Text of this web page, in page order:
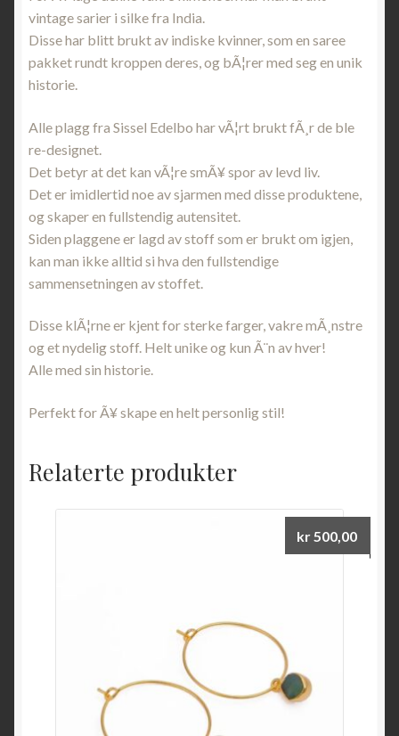
vintage sarier i silke fra India.
Disse har blitt brukt av indiske kvinner, som en saree
pakket rundt kroppen deres, og bÃ¦rer med seg en unik
historie.
Alle plagg fra Sissel Edelbo har vÃ¦rt brukt fÃ¸r de ble
re-designet.
Det betyr at det kan vÃ¦re smÃ¥ spor av levd liv.
Det er imidlertid noe av sjarmen med disse produktene,
og skaper en fullstendig autensitet.
Siden plaggene er lagd av stoff som er brukt om igjen,
kan man ikke alltid si hva den fullstendige
sammensetningen av stoffet.
Disse klÃ¦rne er kjent for sterke farger, vakre mÃ¸nstre
og et nydelig stoff. Helt unike og kun Ã¨n av hver!
Alle med sin historie.
Perfekt for Ã¥ skape en helt personlig stil!
Relaterte produkter
kr500,00